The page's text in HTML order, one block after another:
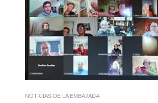
NOTICIAS DE LA EMBAJADA